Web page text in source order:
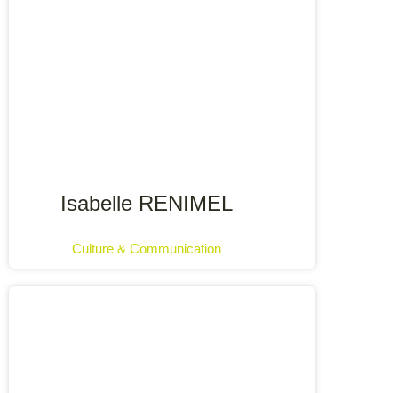
Isabelle RENIMEL
Culture & Communication